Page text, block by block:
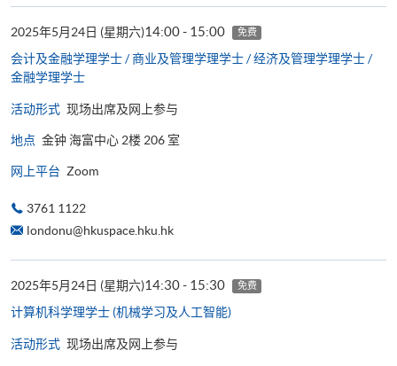
2025年5月24日 (星期六)14:00 - 15:00 免费
会计及金融学理学士 / 商业及管理学理学士 / 经济及管理学理学士 /
金融学理学士
活动形式 现场出席及网上参与
地点 金钟 海富中心 2楼 206 室
网上平台 Zoom
3761 1122
londonu@hkuspace.hku.hk
2025年5月24日 (星期六)14:30 - 15:30 免费
计算机科学理学士 (机械学习及人工智能)
活动形式 现场出席及网上参与